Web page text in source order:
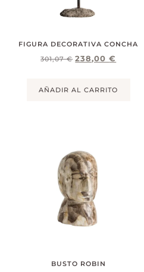
FIGURA DECORATIVA CONCHA
301,07€ 238,00€
AÑADIR AL CARRITO
BUSTO ROBIN